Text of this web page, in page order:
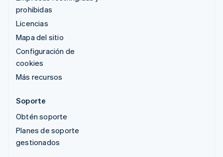
prohibidas
Licencias
Mapa del sitio
Configuración de
cookies
Más recursos
Soporte
Obtén soporte
Planes de soporte
gestionados